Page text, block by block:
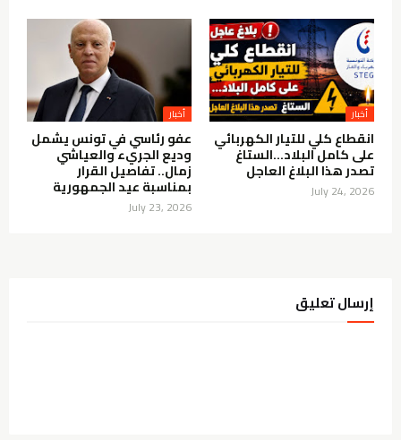
أخبار
انقطاع كلي للتيار الكهربائي
على كامل البلاد…الستاغ
تصدر هذا البلاغ العاجل
July 24, 2026
أخبار
عفو رئاسي في تونس يشمل
وديع الجريء والعياشي
زمال.. تفاصيل القرار
بمناسبة عيد الجمهورية
July 23, 2026
إرسال تعليق